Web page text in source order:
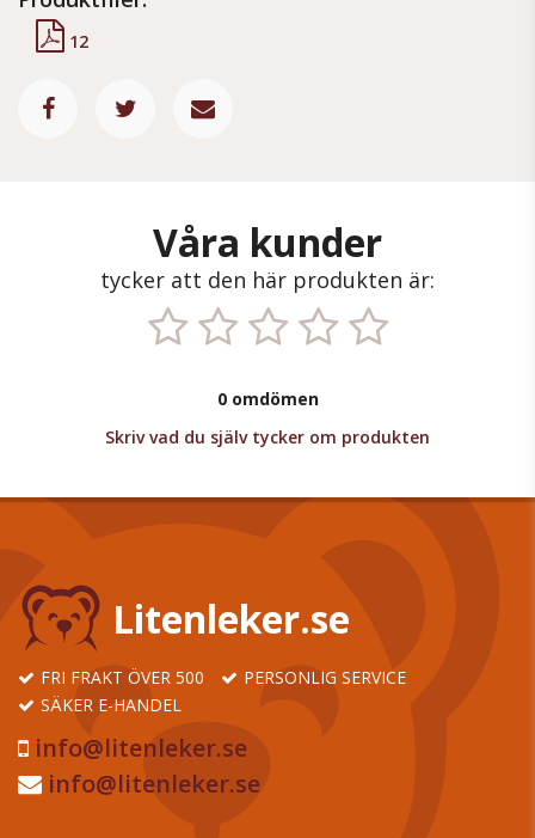
12
Våra kunder
tycker att den här produkten är:
0 omdömen
Skriv vad du själv tycker om produkten
Litenleker.se
FRI FRAKT ÖVER 500
PERSONLIG SERVICE
SÄKER E-HANDEL
info@litenleker.se
info@litenleker.se